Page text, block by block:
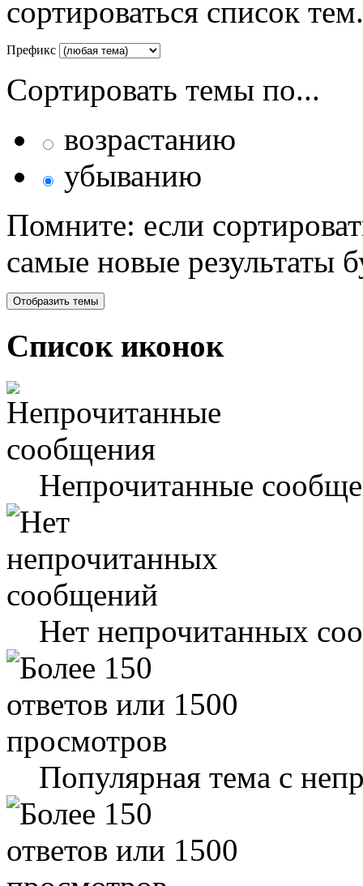
сортироваться список тем.
Префикс
Сортировать темы по...
возрастанию
убыванию
Помните: если
самые новые результаты
Список иконок
Непрочитанные
Нет непрочитанных
Популярная тема с